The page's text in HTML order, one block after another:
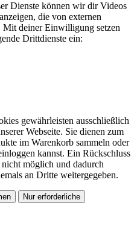
Dienste können wir dir Videos
die von externen
Mit deiner Einwilligung setzen
Drittdienste ein:
gewährleisten ausschließlich
Webseite. Sie dienen zum
im Warenkorb sammeln oder
kannst. Ein Rückschluss
möglich und dadurch
an Dritte weitergegeben.
Nur erforderliche